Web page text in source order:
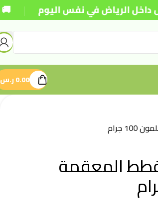
الرياض في نفس اليوم | 🚚 شحن
0.00ر.س
جرام
المعقمة